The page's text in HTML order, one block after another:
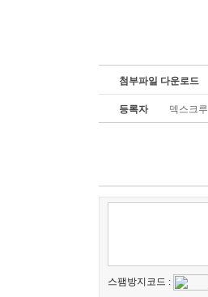
첨부파일 다운로드
등록자 덱스크루
스팸방지코드 :